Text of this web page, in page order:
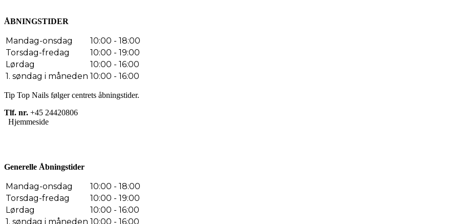
ÅBNINGSTIDER
Mandag-onsdag
10:00 - 18:00
Torsdag-fredag
10:00 - 19:00
Lørdag
10:00 - 16:00
1. søndag i måneden 10:00 - 16:00
Tip Top Nails følger centrets åbningstider.
Tlf. nr. +45 24420806
Hjemmeside
Generelle Åbningstider
Mandag-onsdag
10:00 - 18:00
Torsdag-fredag
10:00 - 19:00
Lørdag
10:00 - 16:00
1. søndag i måneden 10:00 - 16:00